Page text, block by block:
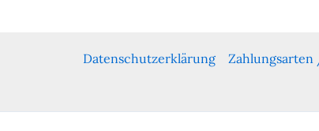
Datenschutzerklärung Zahlungsarten